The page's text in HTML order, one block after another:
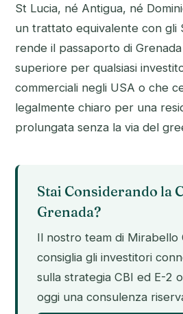
St Lucia, né Antigua, né
un trattato equivalente con gli
rende il passaporto di
superiore per qualsiasi
commerciali negli USA o che
legalmente chiaro per una
prolungata senza la via del
Stai Considerando la
Grenada?
Il nostro team di Mirabello
consiglia gli investitori
sulla strategia CBI ed E-2
oggi una consulenza